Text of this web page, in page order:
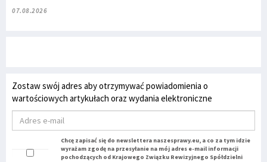
07.08.2026
Zostaw swój adres aby otrzymywać powiadomienia o
wartościowych artykułach oraz wydania elektroniczne
Chcę zapisać się do newslettera naszesprawy.eu, a co za tym idzie
wyrażam zgodę na przesyłanie na mój adres e-mail informacji
pochodzących od Krajowego Związku Rewizyjnego Spółdzielni